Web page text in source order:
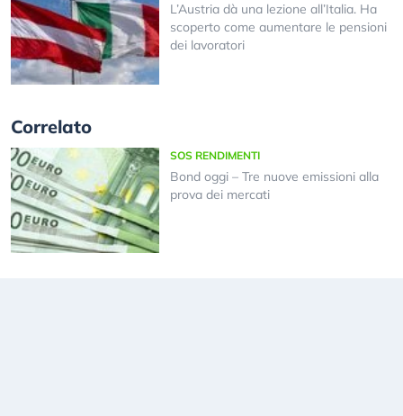
L’Austria dà una lezione all’Italia. Ha
scoperto come aumentare le pensioni
dei lavoratori
Correlato
SOS RENDIMENTI
Bond oggi – Tre nuove emissioni alla
prova dei mercati